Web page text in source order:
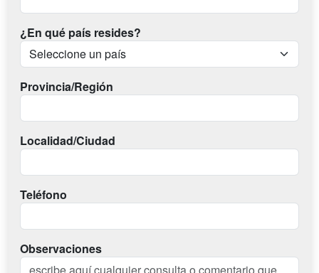
¿En qué país resides?
Provincia/Región
Localidad/Ciudad
Teléfono
Observaciones